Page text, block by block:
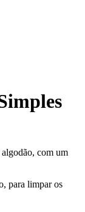
com um
para limpar os